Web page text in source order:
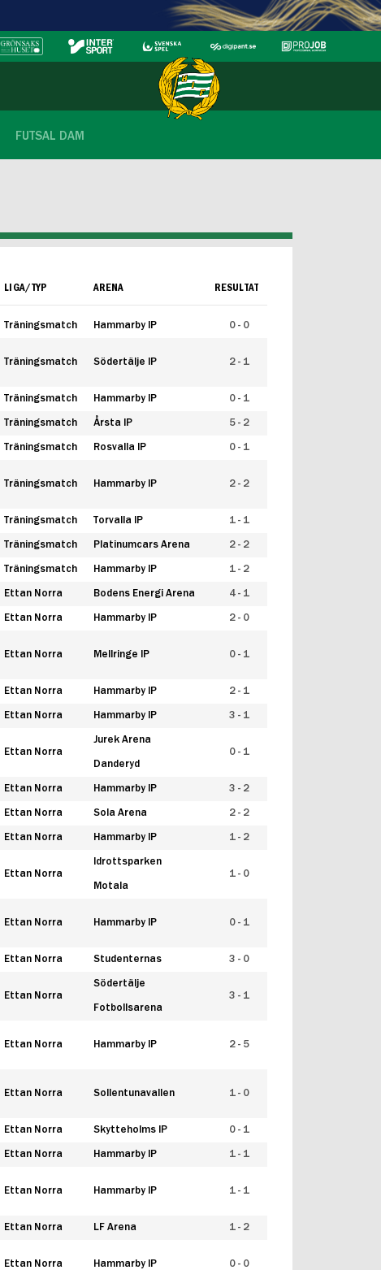
FUTSAL DAM
LIGA/TYP ARENA RESULTAT
Träningsmatch Hammarby IP 0 - 0
Träningsmatch Södertälje IP 2 - 1
Träningsmatch Hammarby IP 0 - 1
Träningsmatch Årsta IP 5 - 2
Träningsmatch Rosvalla IP 0 - 1
Träningsmatch Hammarby IP 2 - 2
Träningsmatch Torvalla IP 1 - 1
Träningsmatch Platinumcars Arena 2 - 2
Träningsmatch Hammarby IP 1 - 2
Ettan Norra Bodens Energi Arena 4 - 1
Ettan Norra Hammarby IP 2 - 0
Ettan Norra Mellringe IP 0 - 1
Ettan Norra Hammarby IP 2 - 1
Ettan Norra Hammarby IP 3 - 1
Ettan Norra
Jurek Arena
Danderyd
0 - 1
Ettan Norra Hammarby IP 3 - 2
Ettan Norra Sola Arena 2 - 2
Ettan Norra Hammarby IP 1 - 2
Ettan Norra
Idrottsparken
Motala
1 - 0
Ettan Norra Hammarby IP 0 - 1
Ettan Norra Studenternas 3 - 0
Ettan Norra
Södertälje
Fotbollsarena
3 - 1
Ettan Norra Hammarby IP 2 - 5
Ettan Norra Sollentunavallen 1 - 0
Ettan Norra Skytteholms IP 0 - 1
Ettan Norra Hammarby IP 1 - 1
Ettan Norra Hammarby IP 1 - 1
Ettan Norra LF Arena 1 - 2
Ettan Norra Hammarby IP 0 - 0